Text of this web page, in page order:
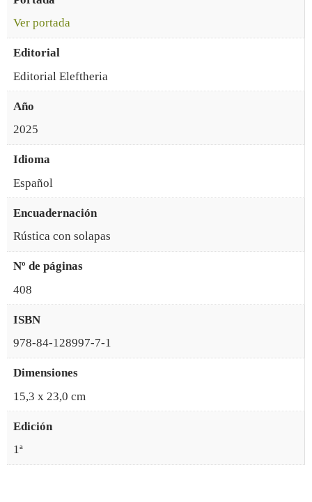
Ver portada
Editorial
Editorial Eleftheria
Año
2025
Idioma
Español
Encuadernación
Rústica con solapas
Nº de páginas
408
ISBN
978-84-128997-7-1
Dimensiones
15,3 x 23,0 cm
Edición
1ª